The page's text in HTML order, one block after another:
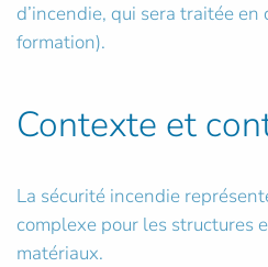
d’incendie, qui sera traitée
formation).
Contexte et
La sécurité incendie
complexe pour les structures
matériaux.